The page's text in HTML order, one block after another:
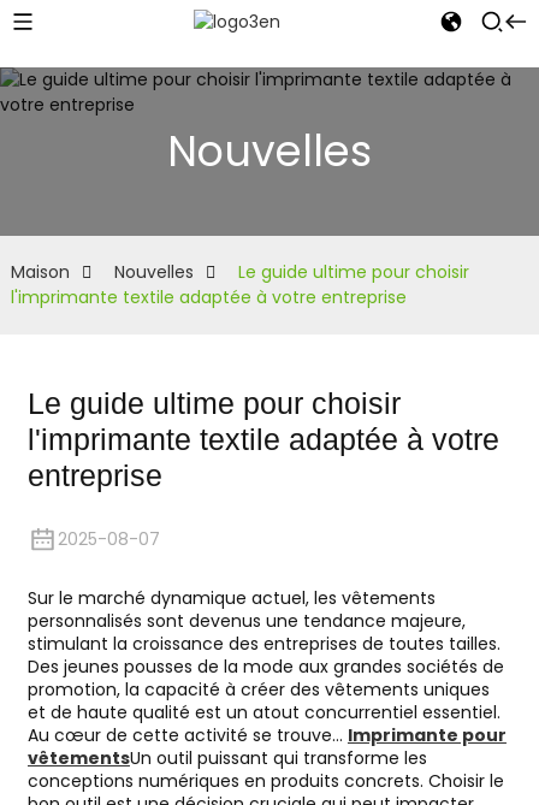
Nouvelles
Maison Nouvelles
Le guide ultime pour choisir
l'imprimante textile adaptée à votre entreprise
Le guide ultime pour choisir
l'imprimante textile adaptée à votre
entreprise
2025-08-07
Sur le marché dynamique actuel, les vêtements
personnalisés sont devenus une tendance majeure,
stimulant la croissance des entreprises de toutes tailles.
Des jeunes pousses de la mode aux grandes sociétés de
promotion, la capacité à créer des vêtements uniques
et de haute qualité est un atout concurrentiel essentiel.
Au cœur de cette activité se trouve… Imprimante pour
vêtementsUn outil puissant qui transforme les
conceptions numériques en produits concrets. Choisir le